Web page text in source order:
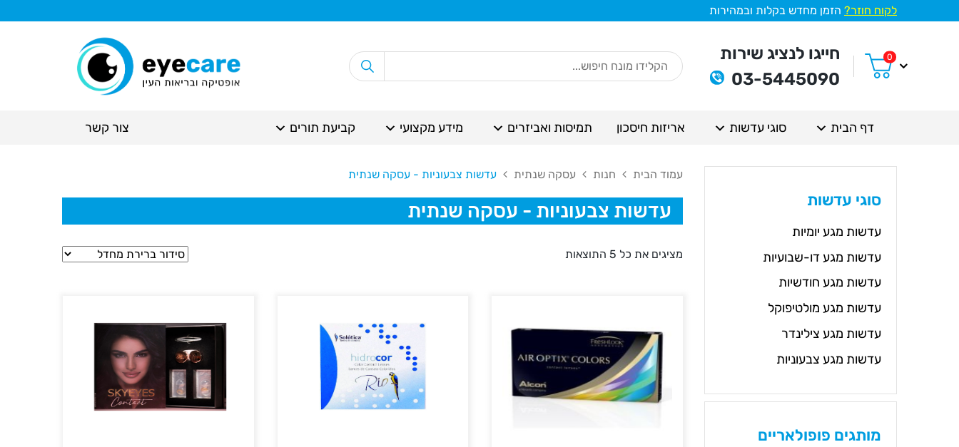
לקוח חוזר? הזמן מחדש בקלות ובמהירות
0
חייגו לנציג שירות
03-5445090
דף הבית סוגי עדשות אריזות חיסכון תמיסות ואביזרים מידע מקצועי קביעת תורים צור קשר
סוגי עדשות
עדשות מגע יומיות
עדשות מגע דו-שבועיות
עדשות מגע חודשיות
עדשות מגע מולטיפוקל
עדשות מגע צילינדר
עדשות מגע צבעוניות
מותגים פופולאריים
עמוד הבית חנות עסקה שנתית עדשות צבעוניות - עסקה שנתית
עדשות צבעוניות - עסקה שנתית
מציגים את כל ⁦5⁩ התוצאות